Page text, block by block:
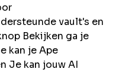
vault's en
Bekijken ga je
kan je Ape
Je kan jouw AI